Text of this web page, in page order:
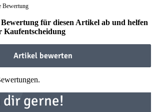
Bewertung
Bewertung für diesen Artikel ab und helfen
Kaufentscheidung
Artikel bewerten
gerne!